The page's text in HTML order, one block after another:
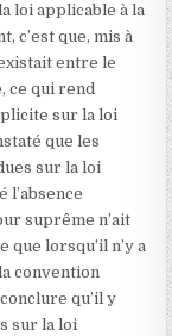
loi applicable à la
c’est que, mis à
entre le
ce qui rend
sur la loi
que les
sur la loi
l’absence
suprême n’ait
lorsqu’il n’y a
convention
qu’il y
sur la loi